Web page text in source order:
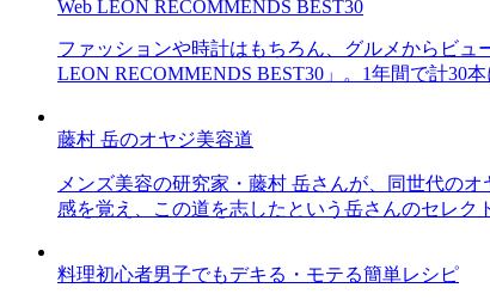
Web LEON RECOMMENDS BEST30
ファッションや時計はもちろん、グルメからビュ
LEON RECOMMENDS BEST30」。1年間で計30
藤村 岳のオヤジ美容道
メンズ美容の研究家・藤村 岳さんが、同世代の
感を覚え、この道を志したという岳さんのセレク
料理初心者男子でもデキる・モテる簡単レシピ